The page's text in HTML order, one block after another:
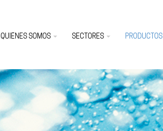
QUIÉNES SOMOS SECTORES PRODUCTOS